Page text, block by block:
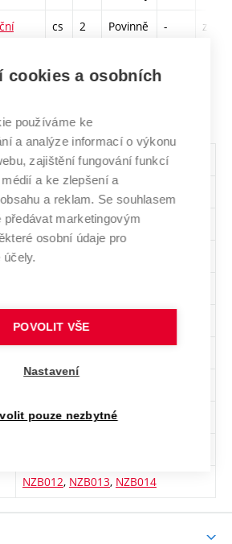
cs 2
Povinně
- zá
ve
cs,
2
Povinně
předmětů
Předměty
NVB060,NVB061,NVB062
NUB019
NEB045,NUB021
NVB063,NVB064,NVB065
NZB012, NZB013, NZB014
cookies a osobních
používáme ke
a analýze informací o výkonu
zajištění fungování funkcí
a ke zlepšení a
a reklam. Se souhlasem
předávat marketingovým
osobní údaje pro
účely.
POVOLIT VŠE
Nastavení
pouze nezbytné